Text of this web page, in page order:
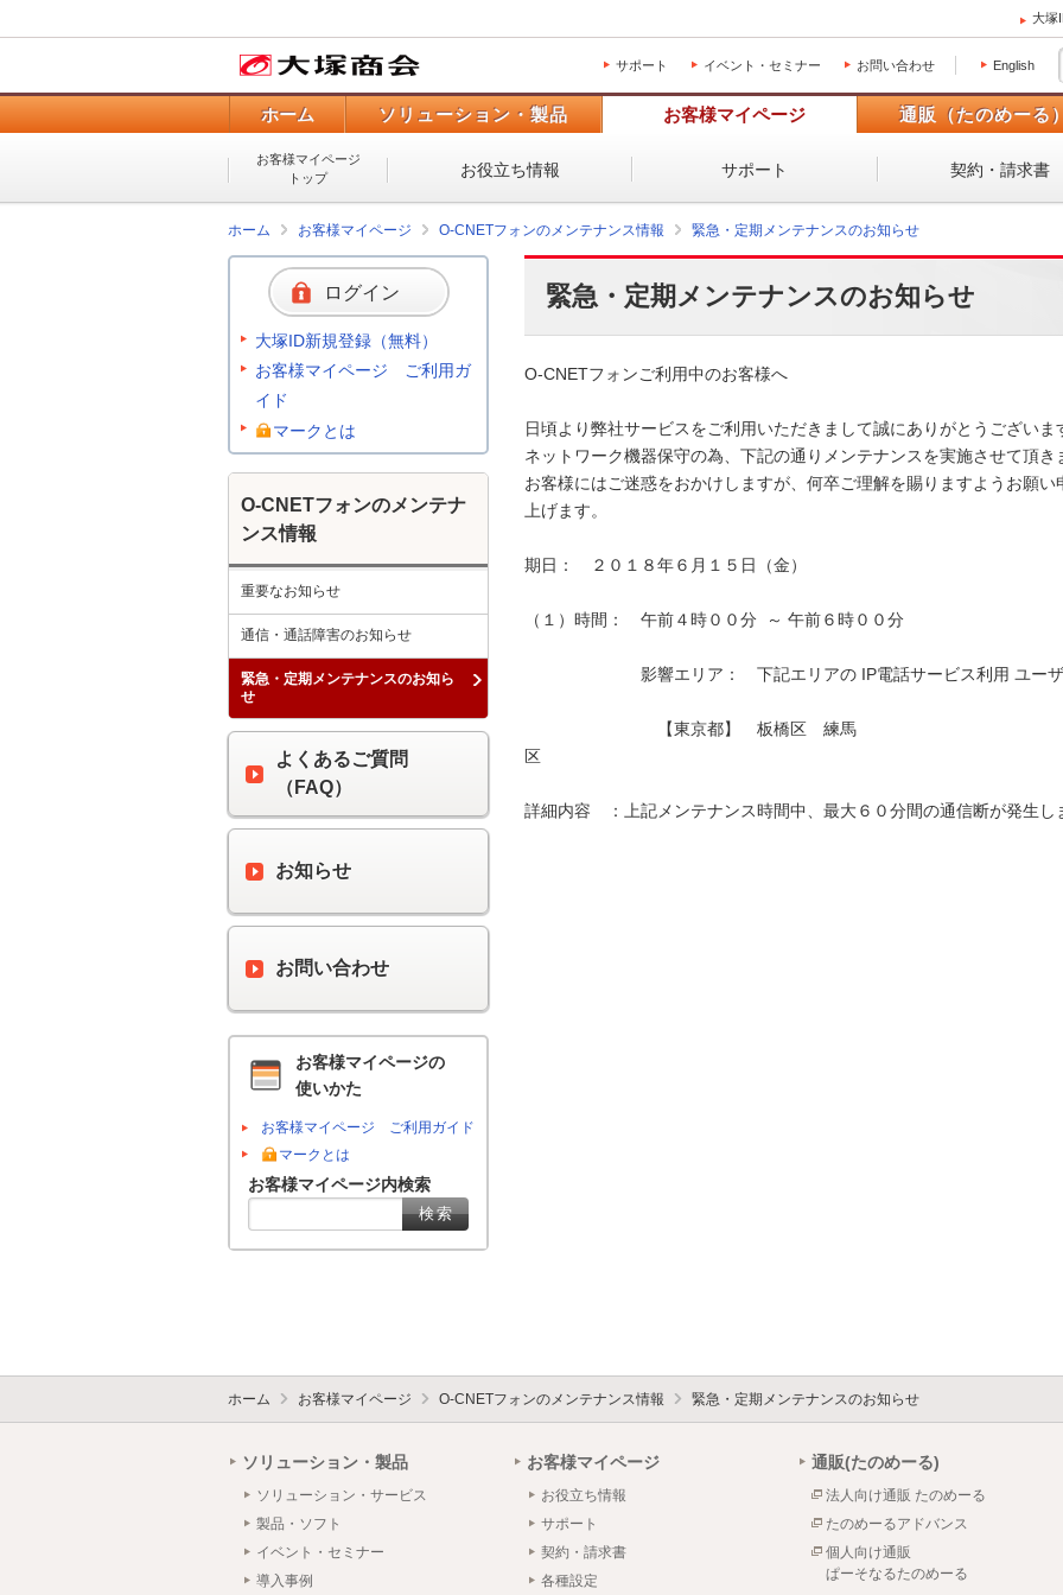
大塚
サポート イベント・セミナー お問い合わせ English
ホーム ソリューション・製品 お客様マイページ 通販（たのめーる）
お客様マイページ
トップ
お役立ち情報 サポート 契約・請求書
ホーム お客様マイページ O-CNETフォンのメンテナンス情報 緊急・定期メンテナンスのお知らせ
緊急・定期メンテナンスのお知らせ
O-CNETフォンご利用中のお客様へ
日頃より弊社サービスをご利用いただきまして誠にありがとうございま
ネットワーク機器保守の為、下記の通りメンテナンスを実施させて頂き
お客様にはご迷惑をおかけしますが、何卒ご理解を賜りますようお願い
上げます。
期日：　２０１８年６月１５日（金）
（１）時間：　午前４時００分  ～ 午前６時００分
影響エリア：　下記エリアの IP電話サービス利用 ユー
【東京都】　板橋区　練馬
詳細内容　：上記メンテナンス時間中、最大６０分間の通信断が発生し
ログイン
大塚ID新規登録（無料）
お客様マイページ ご利用ガ
イド
マークとは
O-CNETフォンのメンテナ
ンス情報
重要なお知らせ
通信・通話障害のお知らせ
緊急・定期メンテナンスのお知ら
せ
よくあるご質問
（FAQ）
お知らせ
お問い合わせ
お客様マイページの
使いかた
お客様マイページ ご利用ガイド
マークとは
お客様マイページ内検索
ホーム お客様マイページ O-CNETフォンのメンテナンス情報 緊急・定期メンテナンスのお知らせ
ソリューション・製品
ソリューション・サービス
製品・ソフト
イベント・セミナー
導入事例
お客様マイページ
お役立ち情報
サポート
契約・請求書
各種設定
通販(たのめーる)
法人向け通販 たのめーる
たのめーるアドバンス
個人向け通販
ぱーそなるたのめーる